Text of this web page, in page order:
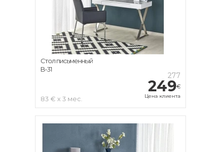
277
249€
Цена клиента
83 € x 3 мес.
Стол письменный
B-31